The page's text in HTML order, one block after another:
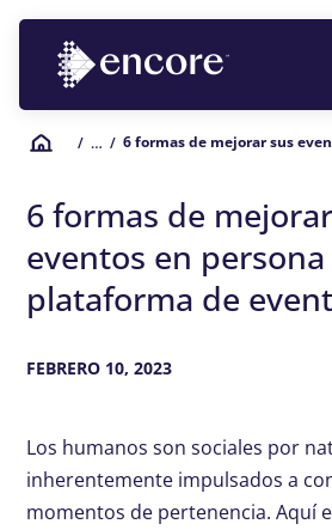
/ … /
6 formas de
eventos en
plataforma de
FEBRERO 10, 2023
Los humanos son sociales por
inherentemente impulsados ​​a
momentos de pertenencia. Aquí